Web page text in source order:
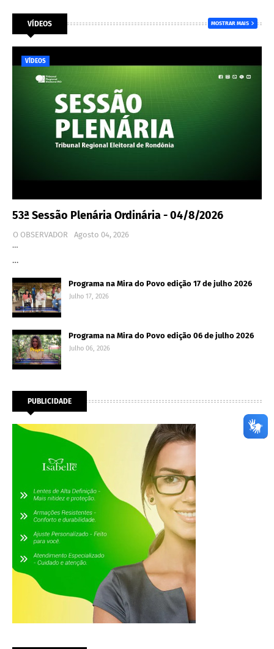
VÍDEOS MOSTRAR MAIS
VÍDEOS
53ª Sessão Plenária Ordinária - 04/8/2026
O OBSERVADOR
Agosto 04, 2026
…
…
Programa na Mira do Povo edição 17 de julho 2026
Julho 17, 2026
Programa na Mira do Povo edição 06 de julho 2026
Julho 06, 2026
PUBLICIDADE